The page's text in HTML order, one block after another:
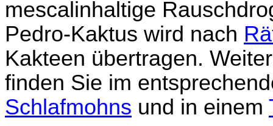
mescalinhaltige
Pedro-Kaktus wird nach
Kakteen übertragen.
finden Sie im
Schlafmohns und in einem